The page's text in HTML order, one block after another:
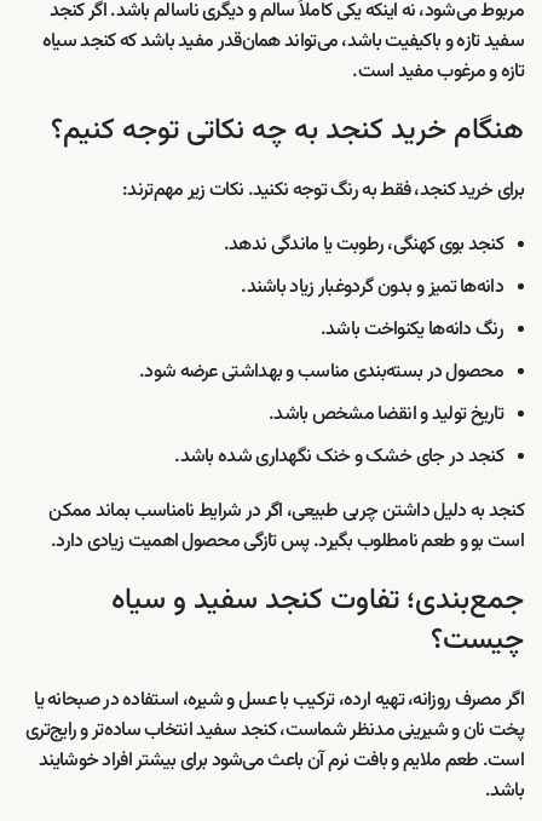
مربوط می‌شود، نه اینکه یکی کاملاً سالم و دیگری ناسالم باشد. اگر کنجد
سفید تازه و باکیفیت باشد، می‌تواند همان‌قدر مفید باشد که کنجد سیاه
تازه و مرغوب مفید است.
هنگام خرید کنجد به چه نکاتی توجه کنیم؟
برای خرید کنجد، فقط به رنگ توجه نکنید. نکات زیر مهم‌ترند:
کنجد بوی کهنگی، رطوبت یا ماندگی ندهد.
دانه‌ها تمیز و بدون گردوغبار زیاد باشند.
رنگ دانه‌ها یکنواخت باشد.
محصول در بسته‌بندی مناسب و بهداشتی عرضه شود.
تاریخ تولید و انقضا مشخص باشد.
کنجد در جای خشک و خنک نگهداری شده باشد.
کنجد به دلیل داشتن چربی طبیعی، اگر در شرایط نامناسب بماند ممکن
است بو و طعم نامطلوب بگیرد. پس تازگی محصول اهمیت زیادی دارد.
جمع‌بندی؛ تفاوت کنجد سفید و سیاه
چیست؟
اگر مصرف روزانه، تهیه ارده، ترکیب با عسل و شیره، استفاده در صبحانه یا
پخت نان و شیرینی مدنظر شماست، کنجد سفید انتخاب ساده‌تر و رایج‌تری
است. طعم ملایم و بافت نرم آن باعث می‌شود برای بیشتر افراد خوشایند
باشد.